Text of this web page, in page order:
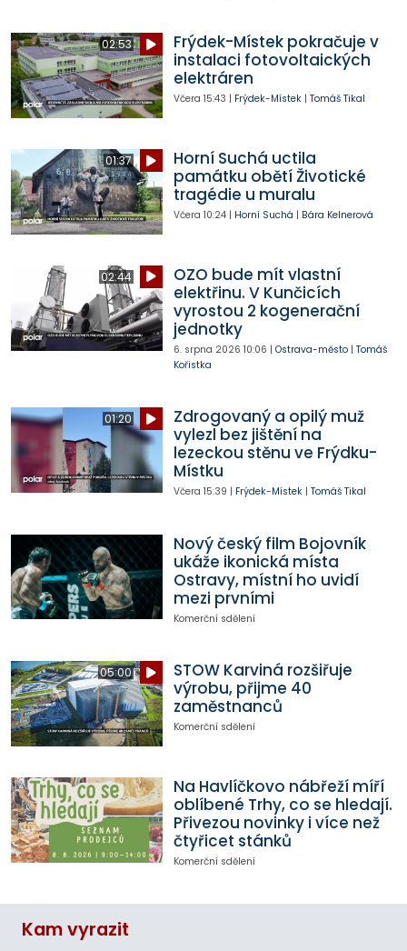
02:53
Frýdek-Místek pokračuje v
instalaci fotovoltaických
elektráren
Včera 15:43 | Frýdek-Místek| Tomáš Tikal
01:37
Horní Suchá uctila
památku obětí Životické
tragédie u muralu
Včera 10:24| Horní Suchá | Bára Kelnerová
02:44
OZO bude mít vlastní
elektřinu. V Kunčicích
vyrostou 2 kogenerační
jednotky
6. srpna 2026 10:06 | Ostrava-město| Tomáš
Kořistka
01:20
Zdrogovaný a opilý muž
vylezl bez jištění na
lezeckou stěnu ve Frýdku-
Místku
Včera 15:39 | Frýdek-Místek| Tomáš Tikal
Nový český film Bojovník
ukáže ikonická místa
Ostravy, místní ho uvidí
mezi prvními
Komerční sdělení
05:00
STOW Karviná rozšiřuje
výrobu, přijme 40
zaměstnanců
Komerční sdělení
Na Havlíčkovo nábřeží míří
oblíbené Trhy, co se hledají.
Přivezou novinky i více než
čtyřicet stánků
Komerční sdělení
Kam vyrazit